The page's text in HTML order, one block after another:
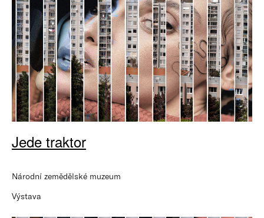
Jede traktor
Národní zemědělské muzeum
Výstava